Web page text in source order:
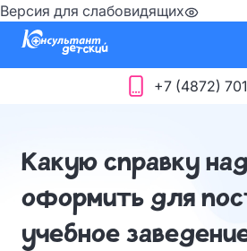
Версия для слабовидящих
+7 (4872)
Какую справку
оформить для
учебное